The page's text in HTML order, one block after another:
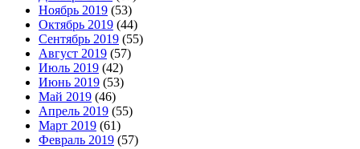
Ноябрь 2019 (53)
Октябрь 2019 (44)
Сентябрь 2019 (55)
Август 2019 (57)
Июль 2019 (42)
Июнь 2019 (53)
Май 2019 (46)
Апрель 2019 (55)
Март 2019 (61)
Февраль 2019 (57)